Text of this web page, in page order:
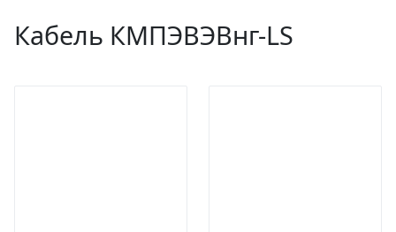
Кабель КМПЭВЭВнг-LS